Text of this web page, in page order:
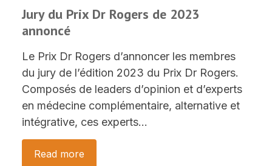
Jury du Prix Dr Rogers de 2023
annoncé
Le Prix Dr Rogers d’annoncer les membres
du jury de l’édition 2023 du Prix Dr Rogers.
Composés de leaders d’opinion et d’experts
en médecine complémentaire, alternative et
intégrative, ces experts…
Read more